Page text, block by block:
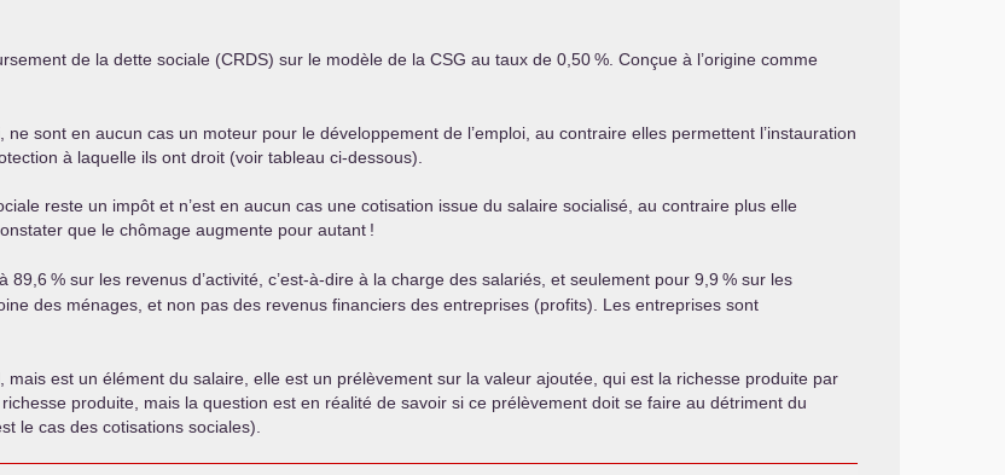
de la dette sociale (CRDS) sur le modèle de la CSG au taux de 0,50%. Conçue à l’origine comme
sont en aucun cas un moteur pour le développement de l’emploi, au contraire elles permettent l’instauration
à laquelle ils ont droit (voir tableau ci-dessous).
reste un impôt et n’est en aucun cas une cotisation issue du salaire socialisé, au contraire plus elle
que le chômage augmente pour autant !
89,6 % sur les revenus d’activité, c’est-à-dire à la charge des salariés, et seulement pour 9,9 % sur les
des ménages, et non pas des revenus financiers des entreprises (profits). Les entreprises sont
est un élément du salaire, elle est un prélèvement sur la valeur ajoutée, qui est la richesse produite par
produite, mais la question est en réalité de savoir si ce prélèvement doit se faire au détriment du
le cas des cotisations sociales).